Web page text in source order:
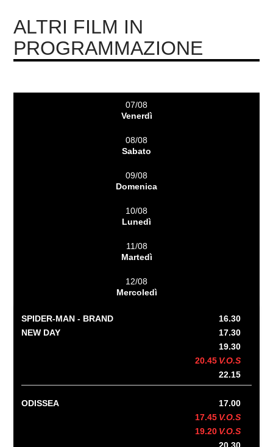
ALTRI FILM IN
PROGRAMMAZIONE
07/08
Venerdì
08/08
Sabato
09/08
Domenica
10/08
Lunedì
11/08
Martedì
12/08
Mercoledì
SPIDER-MAN - BRAND
NEW DAY
16.30
17.30
19.30
20.45 V.O.S
22.15
ODISSEA
17.00
17.45 V.O.S
19.20 V.O.S